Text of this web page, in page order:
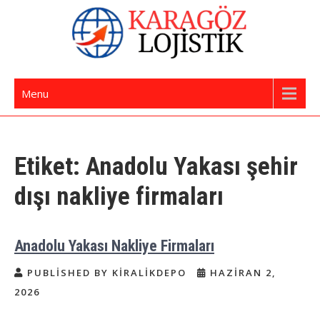
İstanbul Evden Eve Nakliye | İstanbul
Nakliyat
Menu
Etiket: Anadolu Yakası şehir
dışı nakliye firmaları
Anadolu Yakası Nakliye Firmaları
PUBLISHED BY KIRALIKDEPO
HAZIRAN 2,
2026